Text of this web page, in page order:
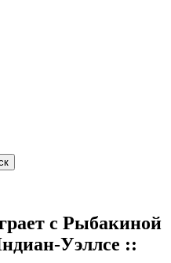
с Рыбакиной
Уэллсе ::